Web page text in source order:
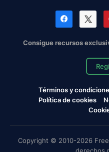
Consigue recursos
Términos y
Política de cookies
Copyright © 2010-2026